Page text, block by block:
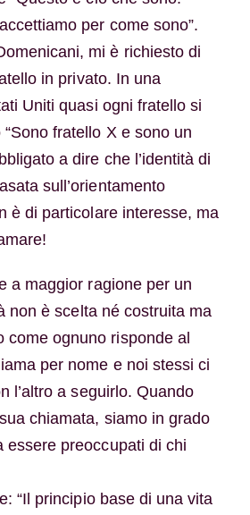
per come sono”.
mi è richiesto di
in privato. In una
Uniti quasi ogni fratello si
fratello X e sono un
a dire che l’identità di
sull’orientamento
è di particolare interesse, ma
a maggior ragione per un
non è scelta né costruita ma
come ognuno risponde al
per nome e noi stessi ci
l’altro a seguirlo. Quando
chiamata, siamo in grado
essere preoccupati di chi
“Il principio base di una vita